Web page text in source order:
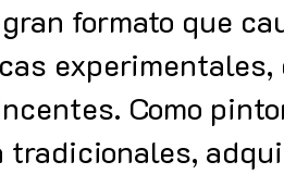
formato que
Como